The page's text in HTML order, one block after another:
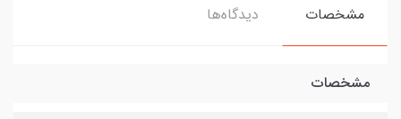
مشخصات دیدگاه‌ها
مشخصات